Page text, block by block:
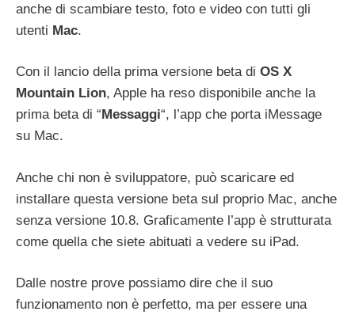
anche di scambiare testo, foto e video con tutti gli
utenti Mac.
Con il lancio della prima versione beta di OS X
Mountain Lion, Apple ha reso disponibile anche la
prima beta di “Messaggi“, l’app che porta iMessage
su Mac.
Anche chi non è sviluppatore, può scaricare ed
installare questa versione beta sul proprio Mac, anche
senza versione 10.8. Graficamente l’app è strutturata
come quella che siete abituati a vedere su iPad.
Dalle nostre prove possiamo dire che il suo
funzionamento non è perfetto, ma per essere una